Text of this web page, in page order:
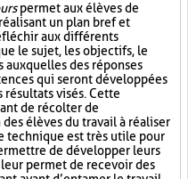
permet aux élèves de
un plan bref et
aux différents
le sujet, les objectifs, le
des réponses
qui seront développées
visés. Cette
de récolter de
élèves du travail à réaliser
technique est très utile pour
de développer leurs
permet de recevoir des